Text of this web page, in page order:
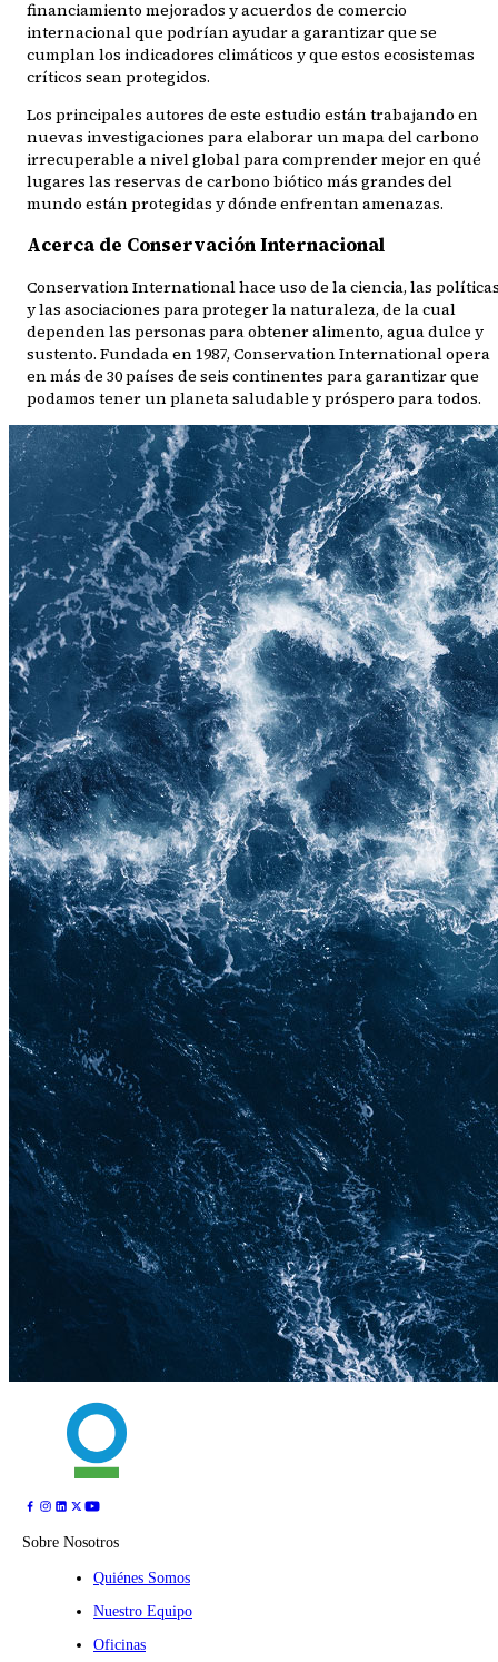
financiamiento mejorados y acuerdos de comercio
internacional que podrían ayudar a garantizar que se
cumplan los indicadores climáticos y que estos ecosistemas
críticos sean protegidos.
Los principales autores de este estudio están trabajando en
nuevas investigaciones para elaborar un mapa del carbono
irrecuperable a nivel global para comprender mejor en qué
lugares las reservas de carbono biótico más grandes del
mundo están protegidas y dónde enfrentan amenazas.
Acerca de Conservación Internacional
Conservation International hace uso de la ciencia, las
y las asociaciones para proteger la naturaleza, de la cual
dependen las personas para obtener alimento, agua dulce y
sustento. Fundada en 1987, Conservation International opera
en más de 30 países de seis continentes para garantizar que
podamos tener un planeta saludable y próspero para todos.
Sobre Nosotros
Quiénes Somos
Nuestro Equipo
Oficinas